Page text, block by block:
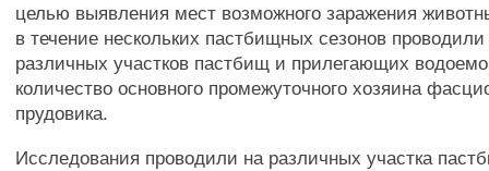
целью выявления мест возможного заражения
в течение нескольких пастбищных сезонов
различных участков пастбищ и прилегающих
количество основного промежуточного хозяина
прудовика.
Исследования проводили на различных участка